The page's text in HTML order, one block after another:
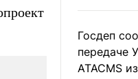
Госдеп
передаче
ATACMS